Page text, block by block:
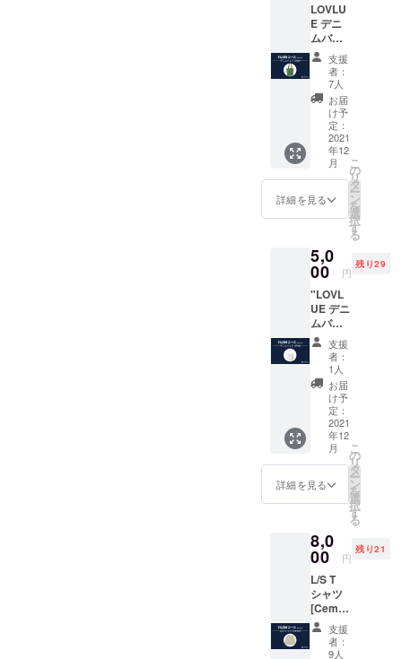
えなど
アウト
ドアに
も◯
【素
材】
100%
コット
ン 【サ
イズ】
口幅
38cm /
高さ
36cm
メッ
セージ
ポスト
カード
●LOVL
UEオ
フィ
シャル
サイト
に支援
してい
ただい
た方の
名前 ※
支援
時、必
お名前
をご記
さい。
（※ニッ
クネー
ム可）
LOVLU
E デニ
ムバッ
グ
[Vintag
Green]
✔︎ やわ
らかい
13ozデ
ニム素
材 ✔︎ ユ
ニセッ
クス ✔︎
A4サイ
パソコ
ン収納
可能 ✔︎
タオル
や着替
えなど
アウト
ドアに
も◯
【素
材】
100%
コット
ン 【サ
イズ】
口幅
38cm /
UEから
感謝の
セージ
付きの
ポスト
カード
●LOVL
UEオ
支援
者：
7人
お届
け予
定：
2021
年12
月
詳細を見る
こ
の
リ
タ
ー
ン
を
選
択
す
る
5,0
00 円
残り29
"LOVL
UE デニ
ムバッ
グ
[White]
✔︎ やわ
らかい
13ozデ
ニム素
材 ✔︎ ユ
ニセッ
クス ✔︎
A4サイ
ズ・
ノート
可能 ✔︎
タオル
や着替
えなど
アウト
ドアに
も◯
【素
材】
支援
者：
1人
お届
け予
定：
2021
年12
月
詳細を見る
こ
の
リ
タ
ー
ン
を
選
択
す
る
8,0
00 円
残り21
L/S T
シャツ
[Cemen
t] ✔︎ ユ
ニセッ
クス ✔︎
支援
者：
9人